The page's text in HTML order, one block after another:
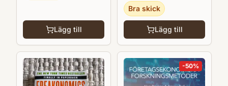
Lägg till
Bra skick
Lägg till
-50%